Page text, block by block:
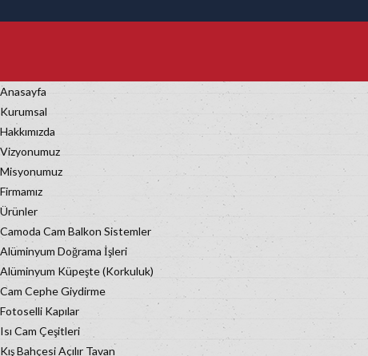
Anasayfa
Kurumsal
Hakkımızda
Vizyonumuz
Misyonumuz
Firmamız
Ürünler
Camoda Cam Balkon Sistemler
Alüminyum Doğrama İşleri
Alüminyum Küpeşte (Korkuluk)
Cam Cephe Giydirme
Fotoselli Kapılar
Isı Cam Çeşitleri
Kış Bahçesi Açılır Tavan